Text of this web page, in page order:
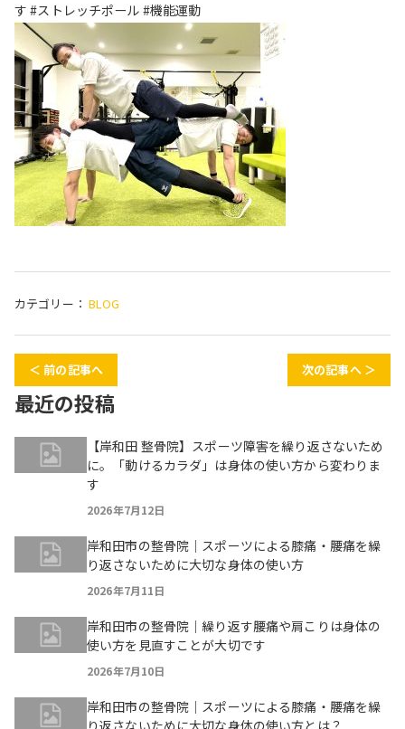
す #ストレッチポール #機能運動
カテゴリー： BLOG
＜ 前の記事へ 次の記事へ ＞
最近の投稿
【岸和田 整骨院】スポーツ障害を繰り返さないため
に。「動けるカラダ」は身体の使い方から変わりま
す
2026年7月12日
岸和田市の整骨院｜スポーツによる膝痛・腰痛を繰
り返さないために大切な身体の使い方
2026年7月11日
岸和田市の整骨院｜繰り返す腰痛や肩こりは身体の
使い方を見直すことが大切です
2026年7月10日
岸和田市の整骨院｜スポーツによる膝痛・腰痛を繰
り返さないために大切な身体の使い方とは？